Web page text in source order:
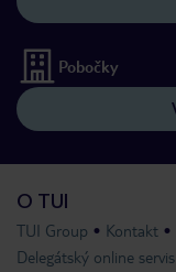
Pobočky
O TUI
TUI Group Kontakt
Delegátský online